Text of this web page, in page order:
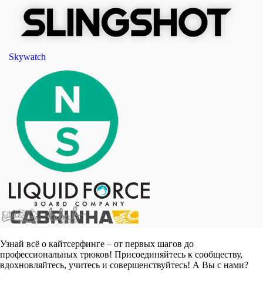
Skywatch
Узнай всё о кайтсерфинге – от первых шагов до
профессиональных трюков! Присоединяйтесь к сообществу,
вдохновляйтесь, учитесь и совершенствуйтесь! А Вы с нами?